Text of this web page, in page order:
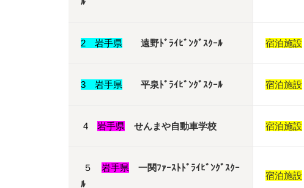
2 岩手県 遠野ﾄﾞﾗｲﾋﾞﾝｸﾞｽｸｰﾙ 宿泊施設
3 岩手県 平泉ﾄﾞﾗｲﾋﾞﾝｸﾞｽｸｰﾙ 宿泊施設
4 岩手県 せんまや自動車学校 宿泊施設
５ 岩手県
一関ﾌｧｰｽﾄﾄﾞﾗｲﾋﾞﾝｸﾞｽｸｰ
ﾙ
宿泊施設